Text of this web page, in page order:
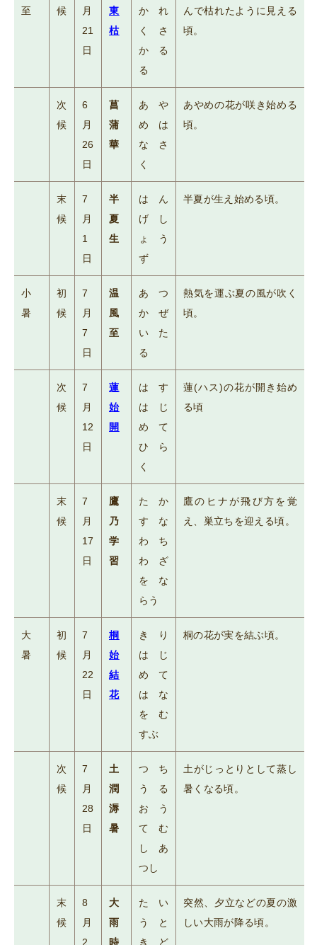
至
候
月
21
日
東
枯
かれ
くさ
かる
る
んで枯れたように見える
頃。
次
候
6
月
26
日
菖
蒲
華
あや
めは
なさ
く
あやめの花が咲き始める
頃。
末
候
7
月
1
日
半
夏
生
はん
げし
ょう
ず
半夏が生え始める頃。
小
暑
初
候
7
月
7
日
温
風
至
あつ
かぜ
いた
る
熱気を運ぶ夏の風が吹く
頃。
次
候
7
月
12
日
蓮
始
開
はす
はじ
めて
ひら
く
蓮(ハス)の花が開き始め
る頃
末
候
7
月
17
日
鷹
乃
学
習
たか
すな
わち
わざ
をな
らう
鷹のヒナが飛び方を覚
え、巣立ちを迎える頃。
大
暑
初
候
7
月
22
日
桐
始
結
花
きり
はじ
めて
はな
をむ
すぶ
桐の花が実を結ぶ頃。
次
候
7
月
28
日
土
潤
溽
暑
つち
うる
おう
てむ
しあ
つし
土がじっとりとして蒸し
暑くなる頃。
末
候
8
月
2
大
雨
時
たい
うと
きど
突然、夕立などの夏の激
しい大雨が降る頃。